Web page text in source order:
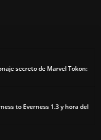
secreto de Marvel Tokon:
to Everness 1.3 y hora del